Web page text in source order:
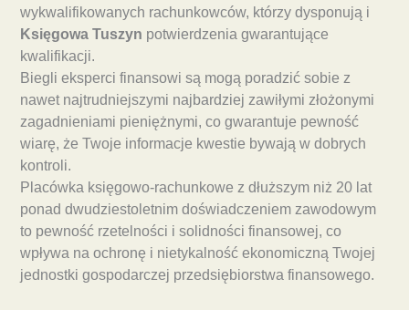
wykwalifikowanych rachunkowców, którzy dysponują i
Księgowa Tuszyn potwierdzenia gwarantujące
kwalifikacji.
Biegli eksperci finansowi są mogą poradzić sobie z
nawet najtrudniejszymi najbardziej zawiłymi złożonymi
zagadnieniami pieniężnymi, co gwarantuje pewność
wiarę, że Twoje informacje kwestie bywają w dobrych
kontroli.
Placówka księgowo-rachunkowe z dłuższym niż 20 lat
ponad dwudziestoletnim doświadczeniem zawodowym
to pewność rzetelności i solidności finansowej, co
wpływa na ochronę i nietykalność ekonomiczną Twojej
jednostki gospodarczej przedsiębiorstwa finansowego.